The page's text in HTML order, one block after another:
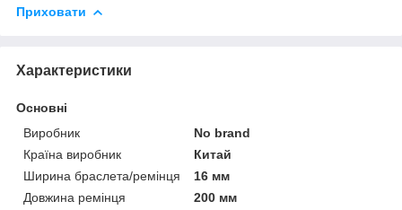
Приховати
Характеристики
Основні
Виробник
No brand
Країна виробник
Китай
Ширина браслета/ремінця
16 мм
Довжина ремінця
200 мм